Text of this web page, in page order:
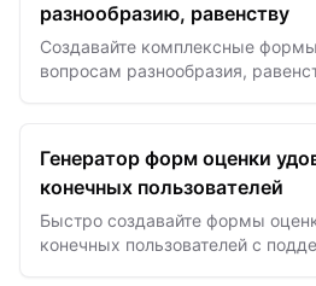
разнообразию, равенству
Создавайте комплексные
вопросам разнообразия,
Генератор форм оценки
конечных пользователей
Быстро создавайте формы
конечных пользователей с